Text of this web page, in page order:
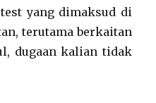
yang dimaksud di
terutama berkaitan
dugaan kalian tidak